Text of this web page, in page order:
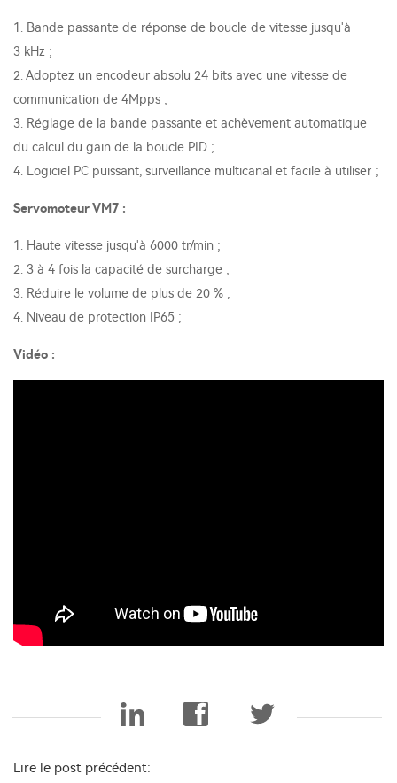
1. Bande passante de réponse de boucle de vitesse jusqu'à
3 kHz ;
2. Adoptez un encodeur absolu 24 bits avec une vitesse de
communication de 4Mpps ;
3. Réglage de la bande passante et achèvement automatique
du calcul du gain de la boucle PID ;
4. Logiciel PC puissant, surveillance multicanal et facile à utiliser ;
Servomoteur VM7 :
1. Haute vitesse jusqu'à 6000 tr/min ;
2. 3 à 4 fois la capacité de surcharge ;
3. Réduire le volume de plus de 20 % ;
4. Niveau de protection IP65 ;
Vidéo :
Lire le post précédent: